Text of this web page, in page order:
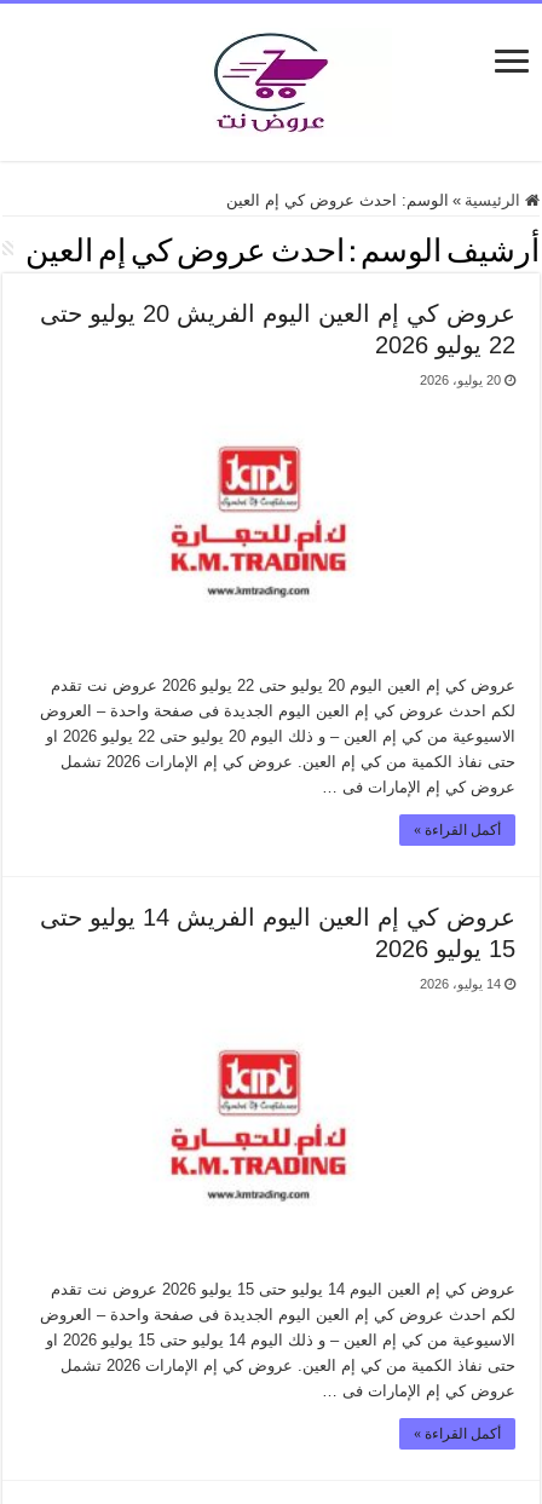
الرئيسية » الوسم: احدث عروض كي إم العين
أرشيف الوسم : احدث عروض كي إم العين
عروض كي إم العين اليوم الفريش 20 يوليو حتى
22 يوليو 2026
20 يوليو، 2026
عروض كي إم العين اليوم 20 يوليو حتى 22 يوليو 2026 عروض نت تقدم
لكم احدث عروض كي إم العين اليوم الجديدة فى صفحة واحدة – العروض
الاسيوعية من كي إم العين – و ذلك اليوم 20 يوليو حتى 22 يوليو 2026 او
حتى نفاذ الكمية من كي إم العين. عروض كي إم الإمارات 2026 تشمل
عروض كي إم الإمارات فى …
أكمل القراءة »
عروض كي إم العين اليوم الفريش 14 يوليو حتى
15 يوليو 2026
14 يوليو، 2026
عروض كي إم العين اليوم 14 يوليو حتى 15 يوليو 2026 عروض نت تقدم
لكم احدث عروض كي إم العين اليوم الجديدة فى صفحة واحدة – العروض
الاسيوعية من كي إم العين – و ذلك اليوم 14 يوليو حتى 15 يوليو 2026 او
حتى نفاذ الكمية من كي إم العين. عروض كي إم الإمارات 2026 تشمل
عروض كي إم الإمارات فى …
أكمل القراءة »